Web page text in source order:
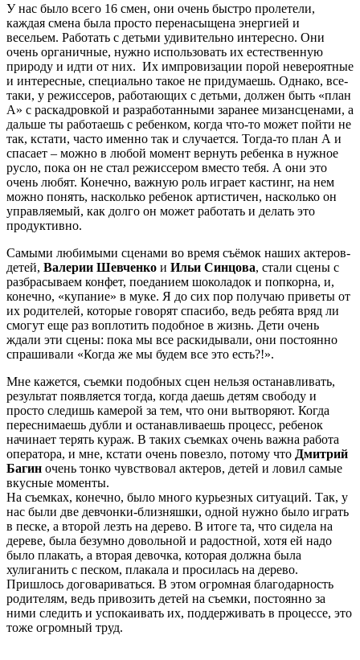
У нас было всего 16 смен, они очень быстро пролетели,
каждая смена была просто перенасыщена энергией и
весельем. Работать с детьми удивительно интересно. Они
очень органичные, нужно использовать их естественную
природу и идти от них. Их импровизации порой невероятные
и интересные, специально такое не придумаешь. Однако, все-
таки, у режиссеров, работающих с детьми, должен быть «план
А» с раскадровкой и разработанными заранее мизансценами, а
дальше ты работаешь с ребенком, когда что-то может пойти не
так, кстати, часто именно так и случается. Тогда-то план А и
спасает – можно в любой момент вернуть ребенка в нужное
русло, пока он не стал режиссером вместо тебя. А они это
очень любят. Конечно, важную роль играет кастинг, на нем
можно понять, насколько ребенок артистичен, насколько он
управляемый, как долго он может работать и делать это
продуктивно.
Самыми любимыми сценами во время съёмок наших актеров-
детей, Валерии Шевченко и Ильи Синцова, стали сцены с
разбрасываем конфет, поеданием шоколадок и попкорна, и,
конечно, «купание» в муке. Я до сих пор получаю приветы от
их родителей, которые говорят спасибо, ведь ребята вряд ли
смогут еще раз воплотить подобное в жизнь. Дети очень
ждали эти сцены: пока мы все раскидывали, они постоянно
спрашивали «Когда же мы будем все это есть?!».
Мне кажется, съемки подобных сцен нельзя останавливать,
результат появляется тогда, когда даешь детям свободу и
просто следишь камерой за тем, что они вытворяют. Когда
переснимаешь дубли и останавливаешь процесс, ребенок
начинает терять кураж. В таких съемках очень важна работа
оператора, и мне, кстати очень повезло, потому что Дмитрий
Багин очень тонко чувствовал актеров, детей и ловил самые
вкусные моменты.
На съемках, конечно, было много курьезных ситуаций. Так, у
нас были две девчонки-близняшки, одной нужно было играть
в песке, а второй лезть на дерево. В итоге та, что сидела на
дереве, была безумно довольной и радостной, хотя ей надо
было плакать, а вторая девочка, которая должна была
хулиганить с песком, плакала и просилась на дерево.
Пришлось договариваться. В этом огромная благодарность
родителям, ведь привозить детей на съемки, постоянно за
ними следить и успокаивать их, поддерживать в процессе, это
тоже огромный труд.